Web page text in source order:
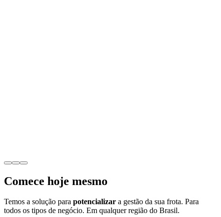
Comece hoje mesmo
Temos a solução para potencializar a gestão da sua frota. Para
todos os tipos de negócio. Em qualquer região do Brasil.